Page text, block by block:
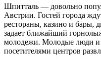
Шпитталь — довольно
Австрии. Гостей города
рестораны, казино и бары,
задает ближайший
молодежи. Молодые люди и
посетителями центров